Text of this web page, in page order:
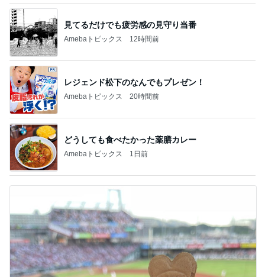
見てるだけでも疲労感の見守り当番
Amebaトピックス 12時間前
レジェンド松下のなんでもプレゼン！
Amebaトピックス 20時間前
どうしても食べたかった薬膳カレー
Amebaトピックス 1日前